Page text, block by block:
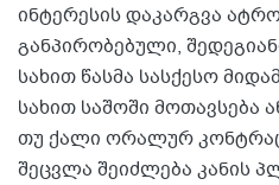
ინტერესის დაკარგვა
განპირობებული,
სახით წასმა სასქესო
სახით საშოში მოთავსება
თუ ქალი ორალურ
შეცვლა შეიძლება კანის